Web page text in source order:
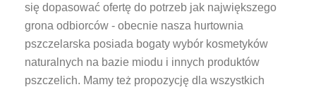
się dopasować ofertę do potrzeb jak największego
grona odbiorców - obecnie nasza hurtownia
pszczelarska posiada bogaty wybór kosmetyków
naturalnych na bazie miodu i innych produktów
pszczelich. Mamy też propozycję dla wszystkich